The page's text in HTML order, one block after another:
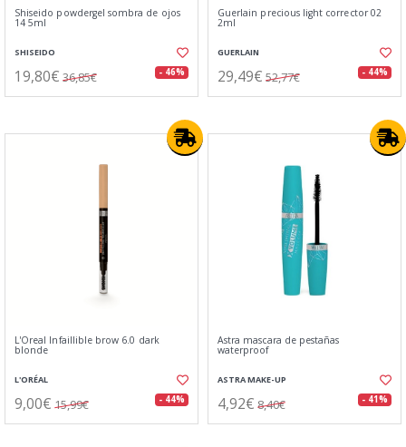
Shiseido powdergel sombra de ojos
14 5ml
SHISEIDO
19,80€ 36,85€ - 46%
Guerlain precious light corrector 02
2ml
GUERLAIN
29,49€ 52,77€ - 44%
L'Oreal Infaillible brow 6.0 dark
blonde
L'ORÉAL
9,00€ 15,99€ - 44%
Astra mascara de pestañas
waterproof
ASTRA MAKE-UP
4,92€ 8,40€ - 41%